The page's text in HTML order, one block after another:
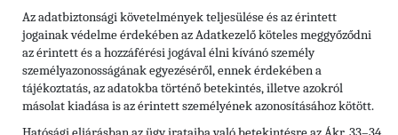
Az adatbiztonsági követelmények teljesülése és az érintett
jogainak védelme érdekében az Adatkezelő köteles meggyőződni
az érintett és a hozzáférési jogával élni kívánó személy
személyazonosságának egyezéséről, ennek érdekében a
tájékoztatás, az adatokba történő betekintés, illetve azokról
másolat kiadása is az érintett személyének azonosításához kötött.